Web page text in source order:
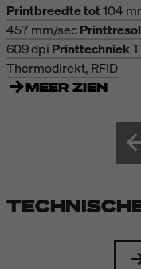
Printbreedte tot104
457 mm/sec
609 dpi Printtechniek
Thermodirekt, RFID
MEER ZIEN